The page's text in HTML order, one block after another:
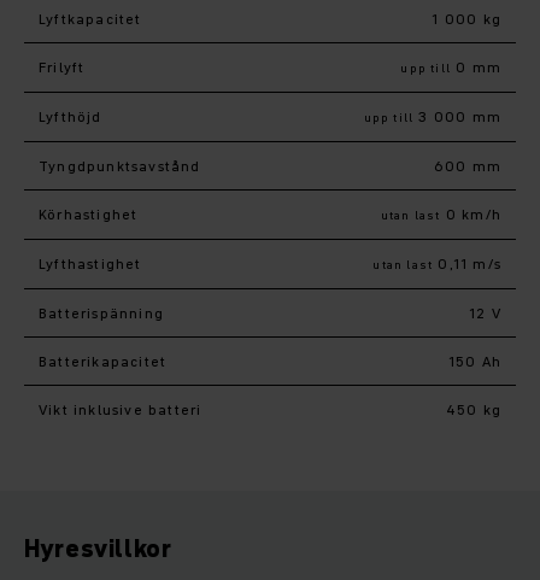
Lyftkapacitet 1 000 kg
Frilyft upp till 0 mm
Lyfthöjd upp till 3 000 mm
Tyngdpunktsavstånd 600 mm
Körhastighet utan last 0 km/h
Lyfthastighet utan last 0,11 m/s
Batterispänning 12 V
Batterikapacitet 150 Ah
Vikt inklusive batteri 450 kg
Hyresvillkor